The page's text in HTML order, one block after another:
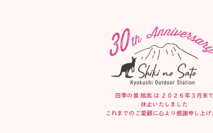
四季の里 旭志 は ２０２６年３月末で
休止いたしました
これまでのご愛顧に心より感謝申し上げ